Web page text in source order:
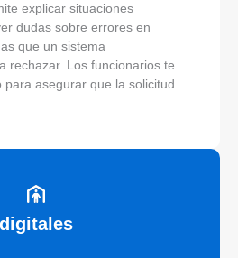
explicar situaciones
dudas sobre errores en
que un sistema
rechazar. Los funcionarios te
asegurar que la solicitud